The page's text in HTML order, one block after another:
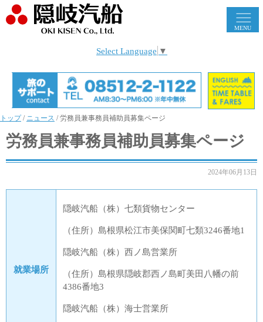
MENU
Select Language ▼
トップ/ ニュース /労務員兼事務員補助員募集ページ
労務員兼事務員補助員募集ページ
2024年06月13日
就業場所
隠岐汽船（株）七類貨物センター
（住所）島根県松江市美保関町七類3246番地1
隠岐汽船（株）西ノ島営業所
（住所）島根県隠岐郡西ノ島町美田八幡の前
4386番地3
隠岐汽船（株）海士営業所